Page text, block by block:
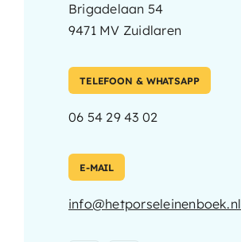
Brigadelaan 54
9471 MV Zuidlaren
TELEFOON & WHATSAPP
06 54 29 43 02
E-MAIL
info@hetporseleinenboek.nl